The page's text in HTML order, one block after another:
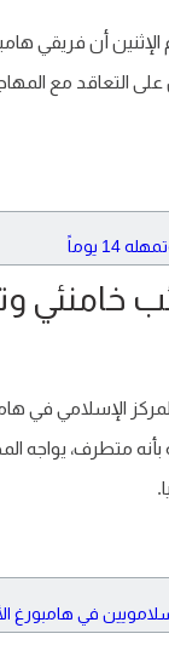
الإثنين أن فريقي
على التعاقد مع
متطرف، يواجه